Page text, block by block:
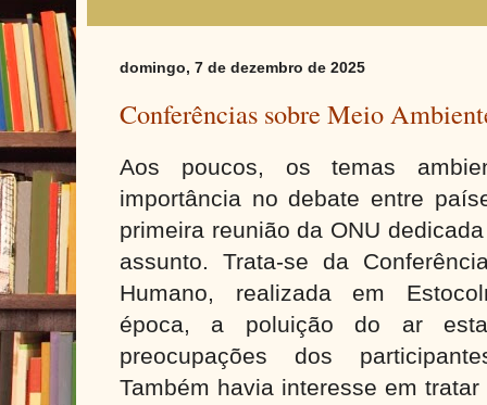
domingo, 7 de dezembro de 2025
Conferências sobre Meio
Aos poucos, os temas
importância no debate entre
primeira reunião da ONU
assunto. Trata-se da
Humano, realizada em
época, a poluição do ar
preocupações dos
Também havia interesse em